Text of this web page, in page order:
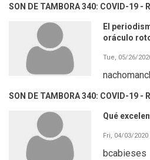
SON DE TAMBORA 340: COVID-19
El
oráculo
Tue, 05/26/
SON DE TAMBORA 340: COVID-19
Qué
Fri, 04/03/2020
bcabieses